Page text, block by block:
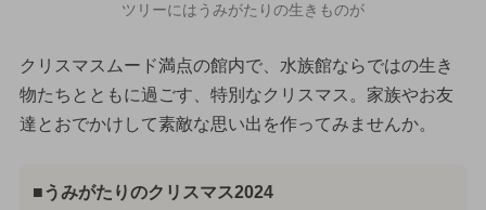
ツリーにはうみがたりの生きものが
クリスマスムード満点の館内で、水族館ならではの生き
物たちとともに過ごす、特別なクリスマス。家族やお友
達とおでかけして素敵な思い出を作ってみませんか。
■うみがたりのクリスマス2024